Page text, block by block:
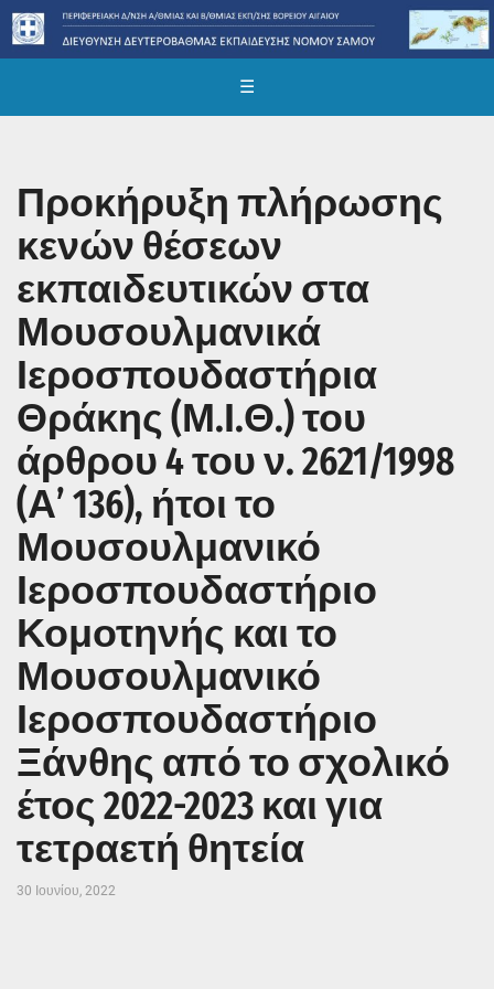
☰
Προκήρυξη πλήρωσης
κενών θέσεων
εκπαιδευτικών στα
Μουσουλμανικά
Ιεροσπουδαστήρια
Θράκης (Μ.Ι.Θ.) του
άρθρου 4 του ν. 2621/1998
(Α’ 136), ήτοι το
Μουσουλμανικό
Ιεροσπουδαστήριο
Κομοτηνής και το
Μουσουλμανικό
Ιεροσπουδαστήριο
Ξάνθης από το σχολικό
έτος 2022-2023 και για
τετραετή θητεία
30 Ιουνίου, 2022